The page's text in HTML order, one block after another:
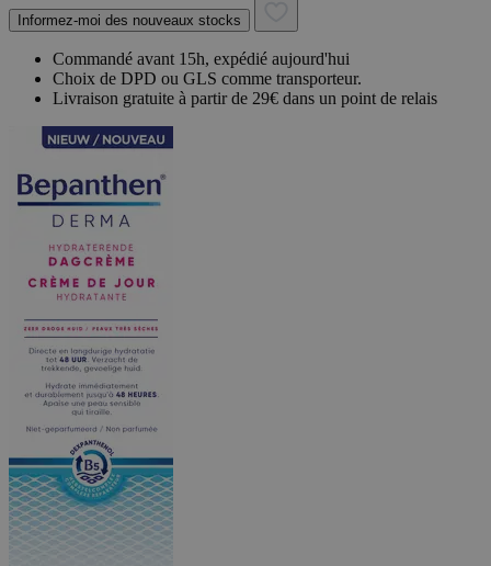
Informez-moi des nouveaux stocks
Commandé avant 15h, expédié aujourd'hui
Choix de DPD ou GLS comme transporteur.
Livraison gratuite à partir de 29€ dans un point de relais